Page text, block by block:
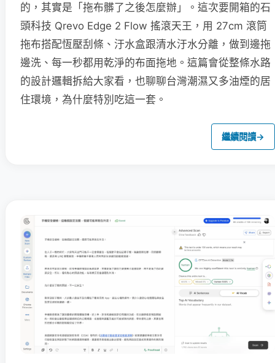
的，其實是「拖布髒了之後怎麼辦」。這次要開箱的石
頭科技 Qrevo Edge 2 Flow 搖滾天王，用 27cm 滾筒
拖布搭配恆壓刮條、汙水盒跟清水汙水分離，做到邊拖
邊洗、每一秒都用乾淨的布面拖地。這篇會從整條水路
的設計邏輯拆給大家看，也聊聊台灣潮濕又多油煙的居
住環境，為什麼特別吃這一套。
繼續閱讀→